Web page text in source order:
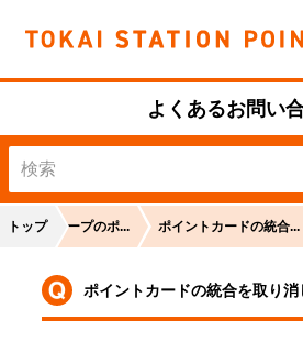
よくあるお問い
トップ
東海グループのポ... ポイントカードの統合...
ポイントカードの統合を取り消